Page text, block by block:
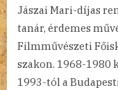
Jászai Mari-díjas
tanár, érdemes
Filmművészeti
szakon. 1968-1980
1993-tól a